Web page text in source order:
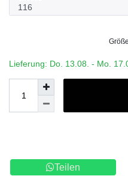
Lieferung: Do. 13.08. - Mo.
Teilen